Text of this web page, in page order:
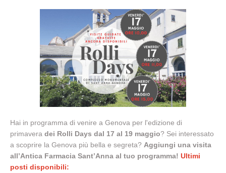
Hai in programma di venire a Genova per l'edizione di
primavera dei Rolli Days dal 17 al 19 maggio? Sei interessato
a scoprire la Genova più bella e segreta? Aggiungi una visita
all’Antica Farmacia Sant’Anna al tuo programma! Ultimi
posti disponibili: